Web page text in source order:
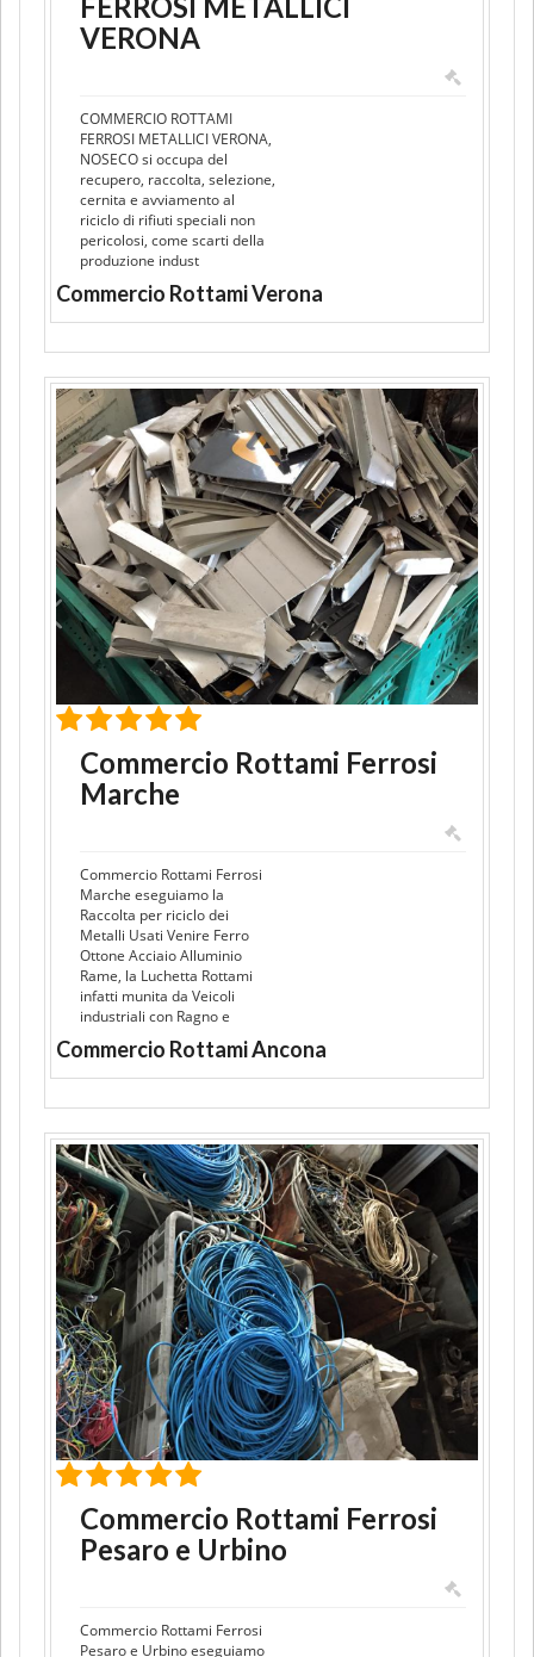
VERONA
COMMERCIO ROTTAMI
FERROSI METALLICI VERONA,
NOSECO si occupa del
recupero, raccolta, selezione,
cernita e avviamento al
riciclo di rifiuti speciali non
pericolosi, come scarti della
produzione indust
Commercio Rottami Verona
Commercio Rottami Ferrosi
Marche
Commercio Rottami Ferrosi
Marche eseguiamo la
Raccolta per riciclo dei
Metalli Usati Venire Ferro
Ottone Acciaio Alluminio
Rame, la Luchetta Rottami
infatti munita da Veicoli
industriali con Ragno e
Commercio Rottami Ancona
Commercio Rottami Ferrosi
Pesaro e Urbino
Commercio Rottami Ferrosi
Pesaro e Urbino eseguiamo